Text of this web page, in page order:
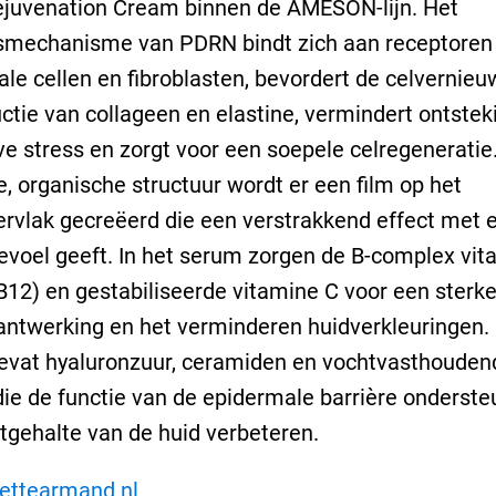
Cream binnen de AMESON-lijn. Het
van PDRN bindt zich aan
cellen en fibroblasten, bevordert de
van collageen en elastine, vermindert
stress en zorgt voor een soepele
organische structuur wordt er een film op het
gecreëerd die een verstrakkend effect met
geeft. In het serum zorgen de B-complex
en gestabiliseerde vitamine C voor een sterke
en het verminderen huidverkleuringen.
hyaluronzuur, ceramiden en
de functie van de epidermale barrière
van de huid verbeteren.